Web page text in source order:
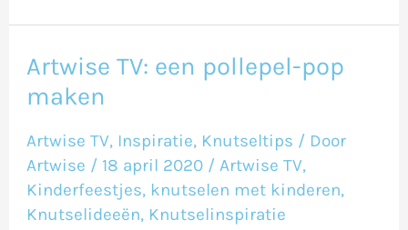
Artwise TV: een pollepel-pop
maken
Artwise TV, Inspiratie, Knutseltips / Door
Artwise / 18 april 2020 /Artwise TV,
Kinderfeestjes, knutselen met kinderen,
Knutselideeën, Knutselinspiratie
Artwise
TV:
pollepel-
pop
maken